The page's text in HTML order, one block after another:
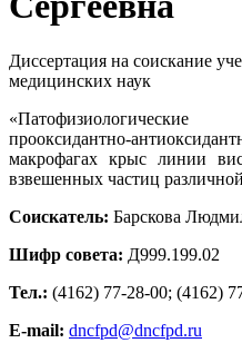
Диссертация на соискание
медицинских наук
прооксидантно-
макрофагах крыс линии
взвешенных частиц
Соискатель: Барскова
Шифр совета: Д999.199.02
Тел.: (4162) 77-28-00; (4162)
E-mail: dncfpd@dncfpd.ru